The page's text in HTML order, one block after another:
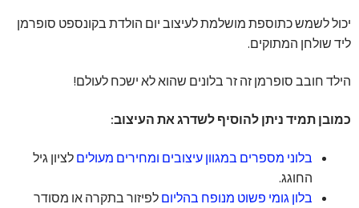
יכול לשמש כתוספת מושלמת לעיצוב יום הולדת בקונספט סופרמן
ליד שולחן המתוקים.
הילד חובב סופרמן זה זר בלונים שהוא לא ישכח לעולם!
כמובן תמיד ניתן להוסיף לשדרג את העיצוב:
בלוני מספרים במגוון עיצובים ומחירים מעולים לציון גיל
החוגג.
בלון גומי פשוט מנופח בהליום לפיזור בתקרה או מסודר